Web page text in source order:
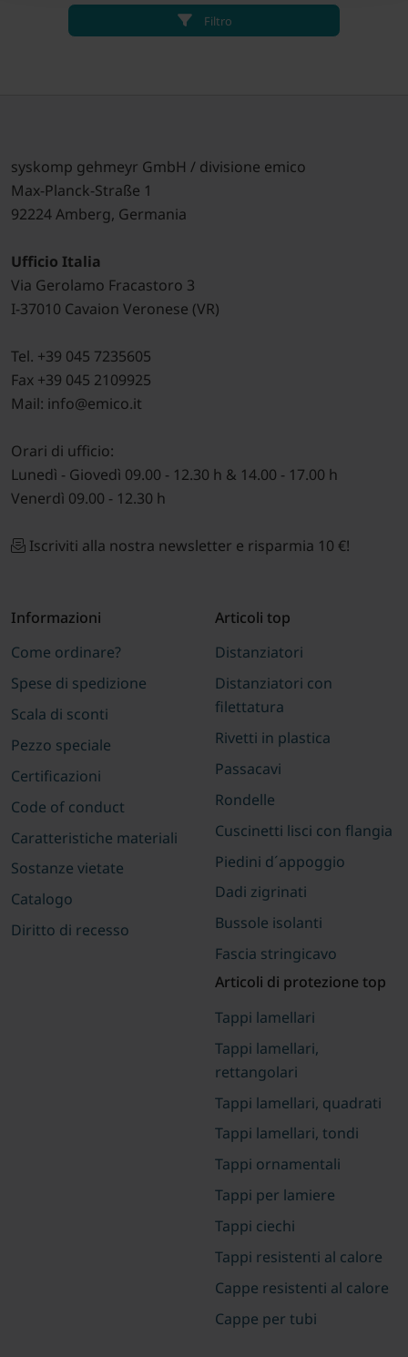
Filtro
syskomp gehmeyr GmbH / divisione emico
Max-Planck-Straße 1
92224 Amberg, Germania
Ufficio Italia
Via Gerolamo Fracastoro 3
I-37010 Cavaion Veronese (VR)
Tel. +39 045 7235605
Fax +39 045 2109925
Mail: info@emico.it
Orari di ufficio:
Lunedì - Giovedì 09.00 - 12.30 h & 14.00 - 17.00 h
Venerdì 09.00 - 12.30 h
Iscriviti alla nostra newsletter e risparmia 10 €!
Informazioni
Come ordinare?
Spese di spedizione
Scala di sconti
Pezzo speciale
Certificazioni
Code of conduct
Caratteristiche materiali
Sostanze vietate
Catalogo
Diritto di recesso
Articoli top
Distanziatori
Distanziatori con
filettatura
Rivetti in plastica
Passacavi
Rondelle
Cuscinetti lisci con flangia
Piedini d´appoggio
Dadi zigrinati
Bussole isolanti
Fascia stringicavo
Articoli di protezione top
Tappi lamellari
Tappi lamellari,
rettangolari
Tappi lamellari, quadrati
Tappi lamellari, tondi
Tappi ornamentali
Tappi per lamiere
Tappi ciechi
Tappi resistenti al calore
Cappe resistenti al calore
Cappe per tubi